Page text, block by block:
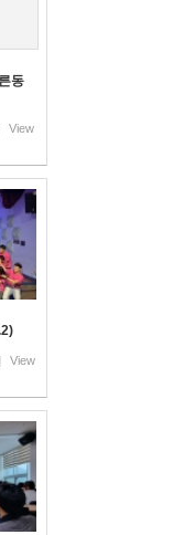
동
View
View